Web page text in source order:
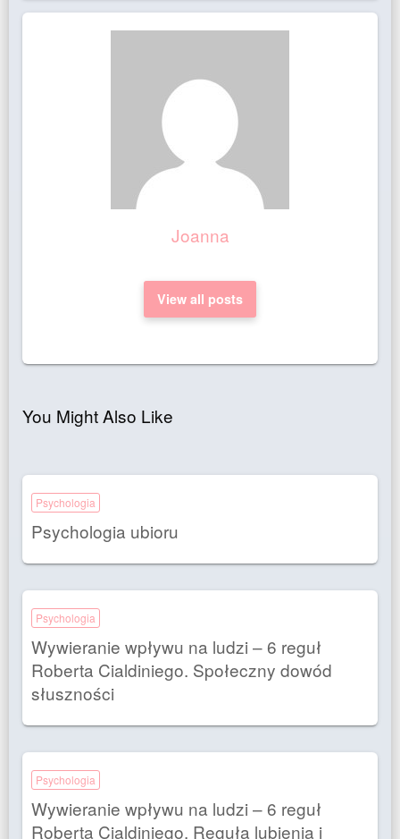
Joanna
View all posts
You Might Also Like
Psychologia
Psychologia ubioru
Psychologia
Wywieranie wpływu na ludzi – 6 reguł
Roberta Cialdiniego. Społeczny dowód
słuszności
Psychologia
Wywieranie wpływu na ludzi – 6 reguł
Roberta Cialdiniego. Reguła lubienia i